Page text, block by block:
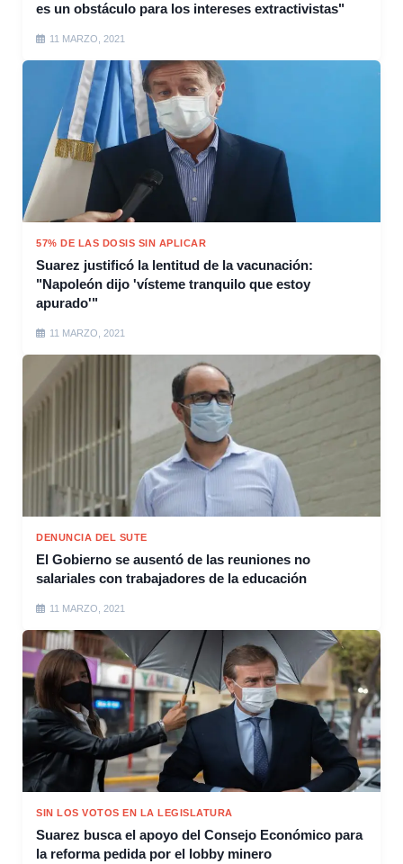
es un obstáculo para los intereses extractivistas"
11 MARZO, 2021
57% DE LAS DOSIS SIN APLICAR
Suarez justificó la lentitud de la vacunación:
"Napoleón dijo 'vísteme tranquilo que estoy
apurado'"
11 MARZO, 2021
DENUNCIA DEL SUTE
El Gobierno se ausentó de las reuniones no
salariales con trabajadores de la educación
11 MARZO, 2021
SIN LOS VOTOS EN LA LEGISLATURA
Suarez busca el apoyo del Consejo Económico para
la reforma pedida por el lobby minero